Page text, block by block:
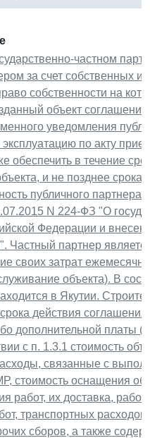
частном
за счет собственных и
собственности на
объект
уведомления
по акту
обеспечить в течение
и не позднее
публичного
N 224-ФЗ "О
Федерации и
Частный партнер
своих затрат
объекта). В
в Якутии.
действия
дополнительной платы
с п. 1.3.1 стоимость
связанные с
стоимость оснащения
работ, их доставка,
транспортных
сборов, а также